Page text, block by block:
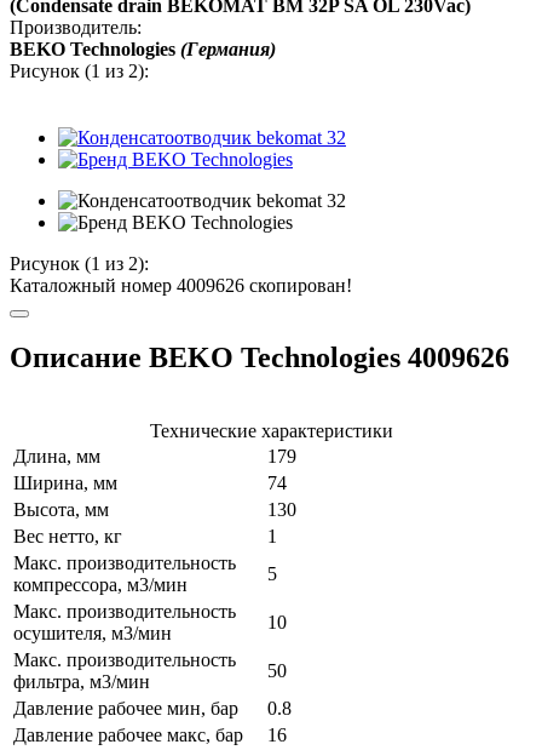
(Condensate drain BEKOMAT BM 32P SA OL 230Vac)
Производитель:
BEKO Technologies (Германия)
Рисунок (1 из 2):
Рисунок (1 из 2):
Каталожный номер 4009626 скопирован!
Описание BEKO Technologies 4009626
Длина, мм
179
Ширина, мм
74
Высота, мм
130
Вес нетто, кг
1
Технические характеристики
Макс. производительность
компрессора, м3/мин
5
Макс. производительность
осушителя, м3/мин
10
Макс. производительность
фильтра, м3/мин
50
Давление рабочее мин, бар
0.8
Давление рабочее макс, бар
16